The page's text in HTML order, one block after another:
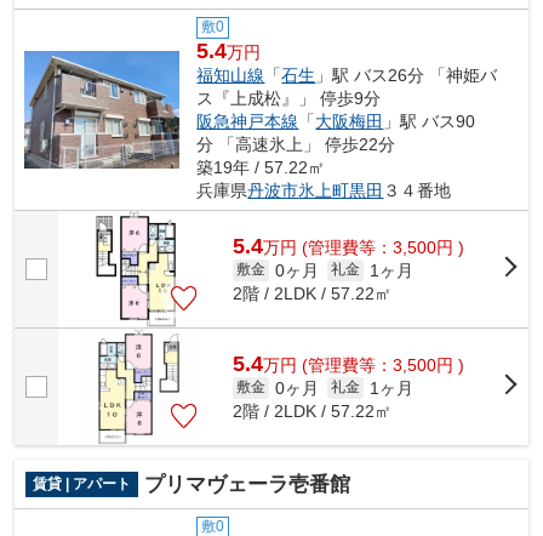
敷0
5.4万円
福知山線 「石生 」駅 バス26分 「神姫バ
ス『上成松』」 停歩9分
阪急神戸本線 「大阪梅田 」駅 バス90
分 「高速氷上」 停歩22分
築19年 / 57.22㎡
兵庫県丹波市氷上町黒田 ３４番地
5.4万円 (管理費等：3,500円 )
敷金 0ヶ月 礼金
1ヶ月
2階 / 2LDK / 57.22㎡
5.4万円 (管理費等：3,500円 )
敷金 0ヶ月 礼金
1ヶ月
2階 / 2LDK / 57.22㎡
賃貸 | アパート プリマヴェーラ壱番館
敷0